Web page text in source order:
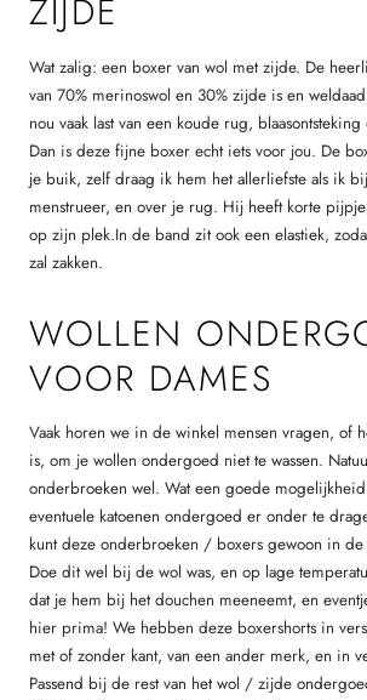
ZIJDE
Wat zalig: een boxer van wol met zijde. De
van 70% merinoswol en 30% zijde is en
nou vaak last van een koude rug,
Dan is deze fijne boxer echt iets voor jou. De
je buik, zelf draag ik hem het allerliefste als ik
menstrueer, en over je rug. Hij heeft korte
op zijn plek.In de band zit ook een elastiek,
zal zakken.
WOLLEN
VOOR DAMES
Vaak horen we in de winkel mensen vragen, of
is, om je wollen ondergoed niet te wassen.
onderbroeken wel. Wat een goede
eventuele katoenen ondergoed er onder te
kunt deze onderbroeken / boxers gewoon in de
Doe dit wel bij de wol was, en op lage
dat je hem bij het douchen meeneemt, en
hier prima! We hebben deze boxershorts in
met of zonder kant, van een ander merk, en in
Passend bij de rest van het wol / zijde